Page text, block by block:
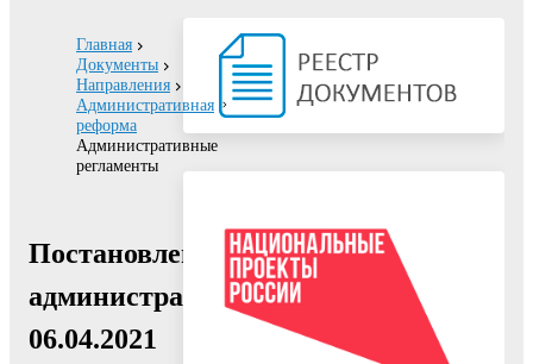
Главная
Документы
Направления
Административная
реформа
Административные
регламенты
Постановление
администрации
06.04.2021